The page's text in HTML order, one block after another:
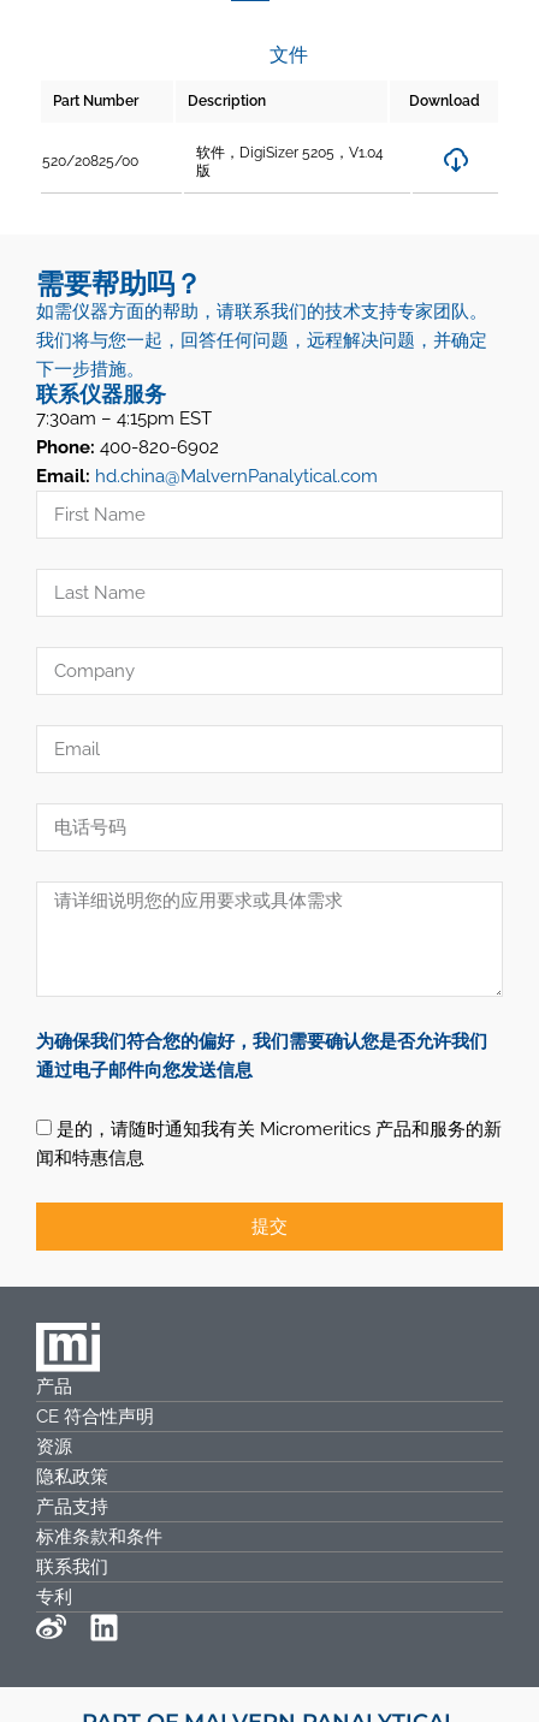
文件
Part Number Description Download
520/20825/00
软件，DigiSizer 5205，V1.04
版
需要帮助吗？
如需仪器方面的帮助，请联系我们的技术支持专家团队。
我们将与您一起，回答任何问题，远程解决问题，并确定
下一步措施。
联系仪器服务
7:30am – 4:15pm EST
Phone: 400-820-6902
Email: hd.china@MalvernPanalytical.com
为确保我们符合您的偏好，我们需要确认您是否允许我们
通过电子邮件向您发送信息
是的，请随时通知我有关 Micromeritics 产品和服务的新
闻和特惠信息
提交
产品
CE 符合性声明
资源
隐私政策
产品支持
标准条款和条件
联系我们
专利